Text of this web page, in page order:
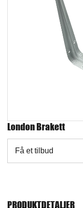
London Brakett
Få et tilbud
PRODUKTDETALJER